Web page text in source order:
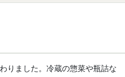
りました。冷蔵の惣菜や瓶詰な